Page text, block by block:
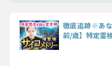
徹底追跡※あ
前/歳】特定霊